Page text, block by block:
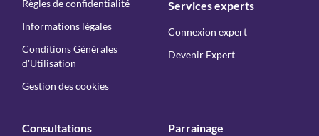
Règles de confidentialité
Informations légales
Conditions Générales
d'Utilisation
Gestion des cookies
Services experts
Connexion expert
Devenir Expert
Consultations Parrainage